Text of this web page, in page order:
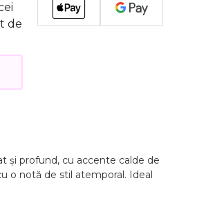
de
și profund, cu accente calde de
o notă de stil atemporal. Ideal